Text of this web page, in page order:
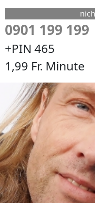
0901 199 199
+PIN 465
1,99 Fr. Minute